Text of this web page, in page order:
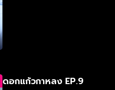
ดอกแก้วกาหลง EP.9